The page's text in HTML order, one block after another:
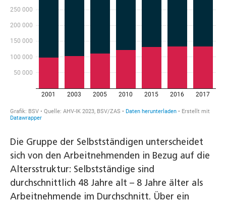
Die Gruppe der Selbstständigen unterscheidet
sich von den Arbeitnehmenden in Bezug auf die
Altersstruktur: Selbstständige sind
durchschnittlich 48 Jahre alt – 8 Jahre älter als
Arbeitnehmende im Durchschnitt. Über ein